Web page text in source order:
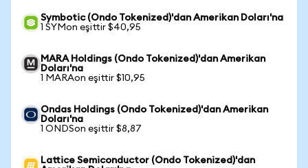
Symbotic (Ondo Tokenized)'dan Amerikan Doları'na
1 SYMon eşittir $40,95
MARA Holdings (Ondo Tokenized)'dan Amerikan
Doları'na
1 MARAon eşittir $10,95
Ondas Holdings (Ondo Tokenized)'dan Amerikan
Doları'na
1 ONDSon eşittir $8,87
Lattice Semiconductor (Ondo Tokenized)'dan